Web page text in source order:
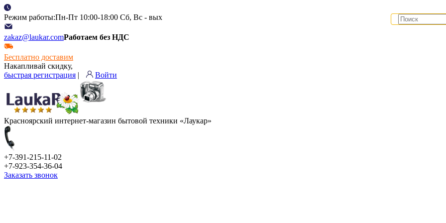
Режим работы:Пн-Пт 10:00-18:00 Сб, Вс - вых
zakaz@laukar.comРаботаем без НДС
Бесплатно доставим
Накапливай скидку,
быстрая регистрация | Войти
Красноярский интернет-магазин бытовой техники «Лаукар»
+7-391-215-11-02
+7-923-354-36-04
Заказать звонок